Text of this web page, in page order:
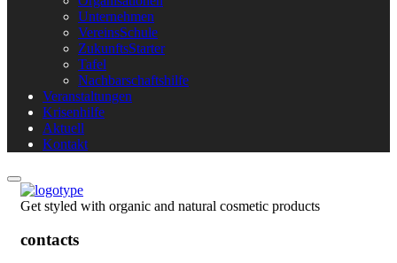
Unternehmen
VereinsSchule
ZukunftsStarter
Tafel
Nachbarschaftshilfe
Veranstaltungen
Krisenhilfe
Aktuell
Kontakt
Get styled with organic and natural cosmetic products
contacts